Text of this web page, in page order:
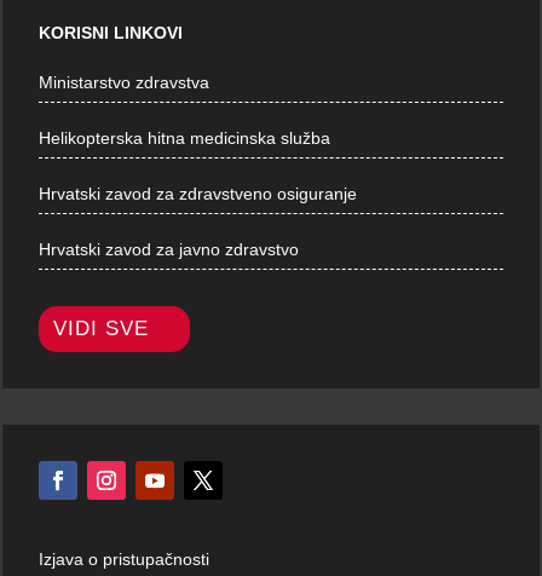
KORISNI LINKOVI
Ministarstvo zdravstva
Helikopterska hitna medicinska služba
Hrvatski zavod za zdravstveno osiguranje
Hrvatski zavod za javno zdravstvo
VIDI SVE
Izjava o pristupačnosti